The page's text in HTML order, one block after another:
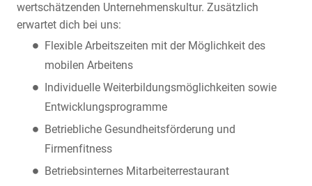
wertschätzenden Unternehmenskultur. Zusätzlich
erwartet dich bei uns:
Flexible Arbeitszeiten mit der Möglichkeit des
mobilen Arbeitens
Individuelle Weiterbildungsmöglichkeiten sowie
Entwicklungsprogramme
Betriebliche Gesundheitsförderung und
Firmenfitness
Betriebsinternes Mitarbeiterrestaurant